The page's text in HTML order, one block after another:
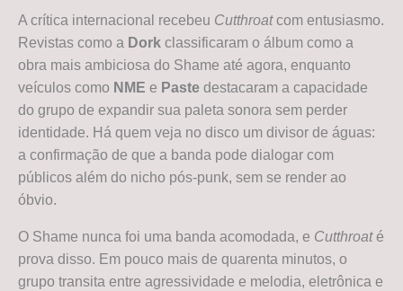
A crítica internacional recebeu Cutthroatcom entusiasmo.
Revistas como a Dork classificaram o álbum como a
obra mais ambiciosa do Shame até agora, enquanto
veículos como NME e Paste destacaram a capacidade
do grupo de expandir sua paleta sonora sem perder
identidade. Há quem veja no disco um divisor de águas:
a confirmação de que a banda pode dialogar com
públicos além do nicho pós-punk, sem se render ao
óbvio.
O Shame nunca foi uma banda acomodada, e Cutthroaté
prova disso. Em pouco mais de quarenta minutos, o
grupo transita entre agressividade e melodia, eletrônica e